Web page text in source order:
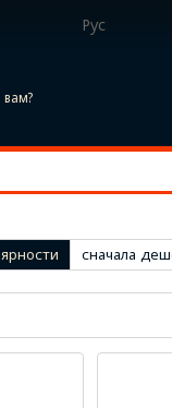
Рус
сначала